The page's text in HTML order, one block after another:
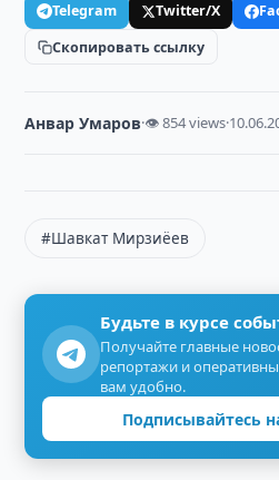
Telegram Twitter/X
Скопировать ссылку
Анвар Умаров·👁 854 views·
#Шавкат Мирзиёев
Будьте в курсе
Получайте главные
репортажи и
вам удобно.
Подписывайтесь